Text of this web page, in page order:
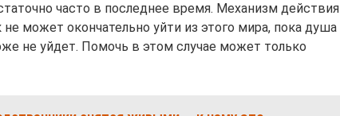
часто в последнее время. Механизм действия
может окончательно уйти из этого мира, пока душа
не уйдет. Помочь в этом случае может только